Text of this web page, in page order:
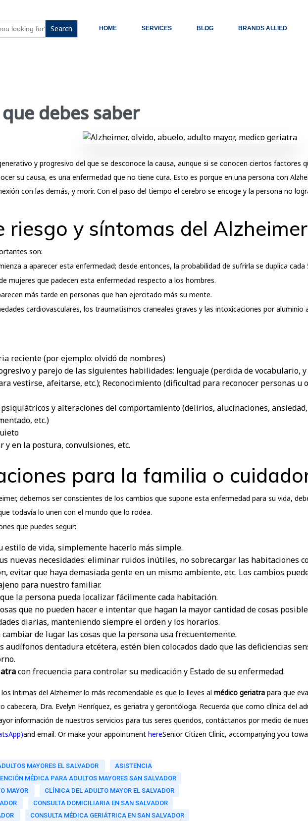
HOME SERVICES BLOG BRANDS ALLIED
debes saber
y progresivo del que se desconoce la causa, aunque si se conocen ciertos factores
su causa, es una enfermedad que no tiene cura. Esto es porque en una persona con
con las demás, y morir. Con el paso del tiempo el cerebro se encoge y la persona no
riesgo y síntomas del Alzheimer
son:
a aparecer esta enfermedad; desde entonces, la probabilidad de sufrirla se duplica cada
mujeres que padecen esta enfermedad respecto a los hombres.
más tarde en personas que han ejercitado más su mente.
cardiovasculares, los traumatismos craneales graves y las intoxicaciones por
reciente (por ejemplo: olvidó de nombres)
y parejo de las siguientes habilidades: lenguaje (perdida de vocabulario, y
vestirse, afeitarse, etc.); Reconocimiento (dificultad para reconocer personas u
y alteraciones del comportamiento (delirios, alucinaciones,
etc.)
y en la postura, convulsiones, etc.
para la familia o
debemos ser conscientes de los cambios que supone esta enfermedad para su vida,
todavía lo unen con el mundo que lo rodea.
que puedes seguir:
de vida, simplemente hacerlo más simple.
nuevas necesidades: eliminar ruidos inútiles, no sobrecargar las habitaciones
evitar que haya demasiada gente en un mismo ambiente, etc. Los cambios
para nuestro familiar.
la persona pueda localizar fácilmente cada habitación.
que no pueden hacer e intentar que hagan la mayor cantidad de cosas
diarias, manteniendo siempre el orden y los horarios.
cambiar de lugar las cosas que la persona usa frecuentemente.
audífonos dentadura etcétera, estén bien colocados dado que las deficiencias
con frecuencia para controlar su medicación y Estado de su enfermedad.
íntimas del Alzheimer lo más recomendable es que lo lleves almédico geriatra para que
cabecera, Dra. Evelyn Henríquez, es geriatra y gerontóloga. Recuerda que como clínica del
información de nuestros servicios para tus seres queridos, contáctanos por medio de
and email. Or make your appointmenthereSenior Citizen Clinic, accompanying you
MAYORES EL SALVADOR
ASISTENCIA
MÉDICA PARA ADULTOS MAYORES SAN SALVADOR
MAYOR
CLÍNICA DEL ADULTO MAYOR EL SALVADOR
CONSULTA DOMICILIARIA EN SAN SALVADOR
CONSULTA MÉDICA GERIÁTRICA EN SAN SALVADOR